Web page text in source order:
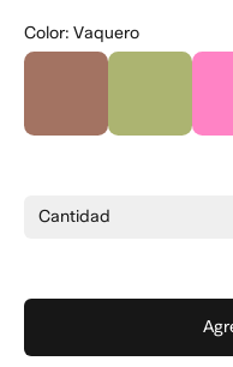
Color:Vaquero
Cantidad